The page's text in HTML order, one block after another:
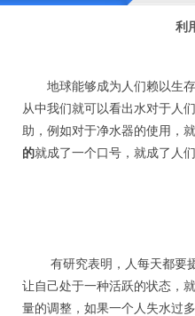
利
地球能够成为人们赖以生
从中我们就可以看出水对于人
助，例如对于净水器的使用，
的就成了一个口号，就成了人
有研究表明，人每天都要
让自己处于一种活跃的状态，
量的调整，如果一个人失水过